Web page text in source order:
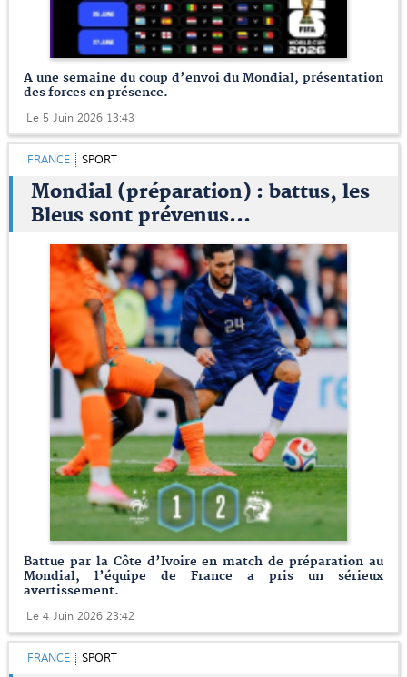
A une semaine du coup d’envoi du Mondial, présentation
des forces en présence.
Le 5 Juin 2026 13:43
FRANCE SPORT
Mondial (préparation) : battus, les
Bleus sont prévenus...
Battue par la Côte d’Ivoire en match de préparation au
Mondial, l’équipe de France a pris un sérieux
avertissement.
Le 4 Juin 2026 23:42
FRANCE SPORT